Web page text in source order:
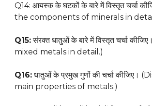
Q14: आयस्क के घटकों के बारे में विस्तृत चर्चा
the components of minerals in
Q15:संरक्त धातुओं के बारे में विस्तृत चर्चा
mixed metals in detail.)
Q16: धातुओं के प्रमुख गुणों की चर्चा कीजिए।
main properties of metals.)